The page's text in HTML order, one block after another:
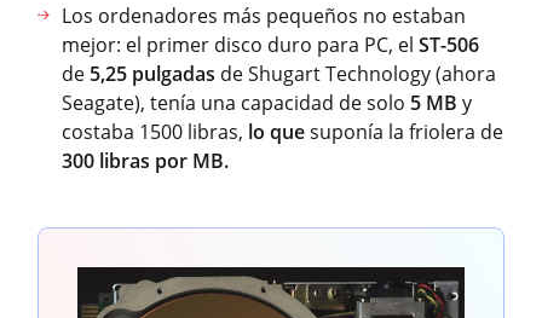
Los ordenadores más pequeños no estaban
mejor: el primer disco duro para PC, el ST-506
de 5,25 pulgadas de Shugart Technology (ahora
Seagate), tenía una capacidad de solo 5 MB y
costaba 1500 libras, lo quesuponía la friolera de
300 libras por MB.